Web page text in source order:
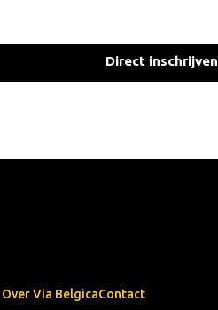
Direct inschrijven
Over Via BelgicaContact